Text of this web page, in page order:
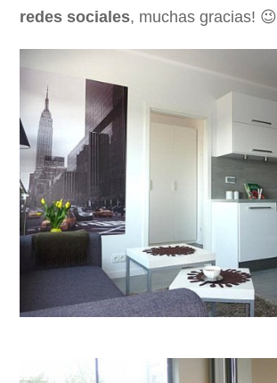
redes sociales, muchas gracias! 😉